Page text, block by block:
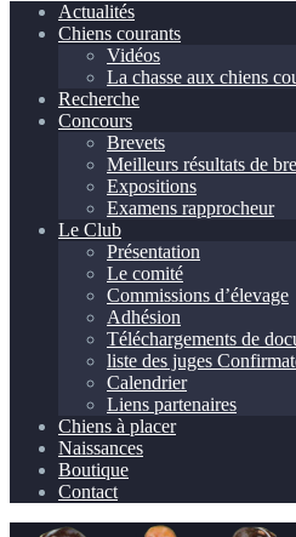
Actualités
Chiens courants
Vidéos
La chasse aux chiens
Recherche
Concours
Brevets
Meilleurs résultats de
Expositions
Examens rapprocheur
Le Club
Présentation
Le comité
Commissions d’élevage
Adhésion
Téléchargements de
liste des juges
Calendrier
Liens partenaires
Chiens à placer
Naissances
Boutique
Contact